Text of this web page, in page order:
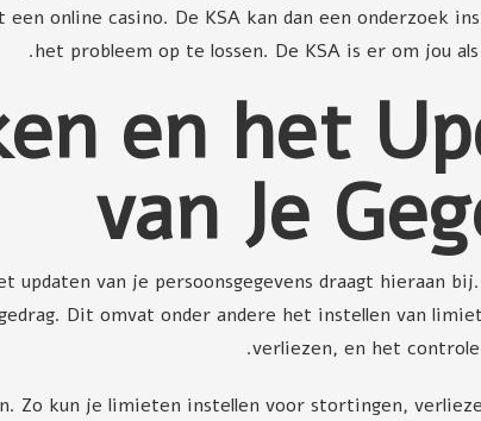
online casino. De KSA kan dan een onderzoek
het probleem op te lossen. De KSA is er om jou
en het
van Je
van je persoonsgegevens draagt hieraan
Dit omvat onder andere het instellen van
verliezen, en het
Zo kun je limieten instellen voor stortingen,